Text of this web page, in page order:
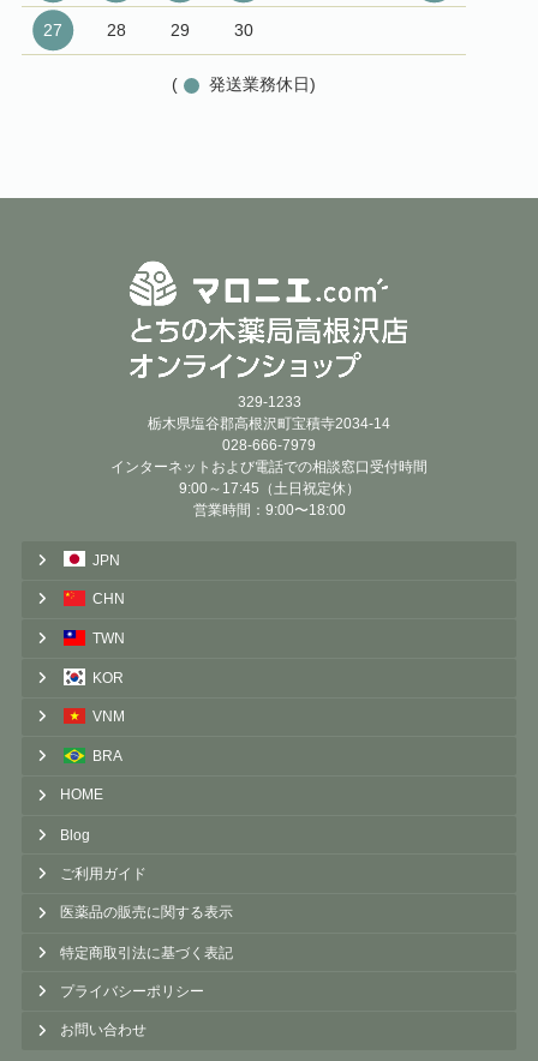
27 28 29 30
( 発送業務休日)
329-1233
栃木県塩谷郡高根沢町宝積寺2034-14
028-666-7979
インターネットおよび電話での相談窓口受付時間
9:00～17:45（土日祝定休）
営業時間：9:00〜18:00
JPN
CHN
TWN
KOR
VNM
BRA
HOME
Blog
ご利用ガイド
医薬品の販売に関する表示
特定商取引法に基づく表記
プライバシーポリシー
お問い合わせ